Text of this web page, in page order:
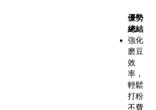
優勢
總結
強化
磨豆
效
率，
輕鬆
打粉
不費